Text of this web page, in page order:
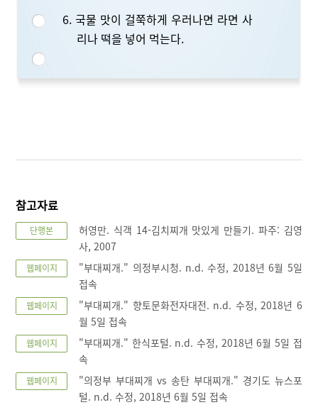
6. 국물 맛이 걸쭉하게 우러나면 라면 사
리나 떡을 넣어 먹는다.
참고자료
단행본
허영만. 식객 14-김치찌개 맛있게 만들기. 파주: 김영
사, 2007
웹페이지
"부대찌개." 의정부시청. n.d. 수정, 2018년 6월 5일
접속
웹페이지
"부대찌개." 향토문화전자대전. n.d. 수정, 2018년 6
월 5일 접속
웹페이지
"부대찌개." 한식포털. n.d. 수정, 2018년 6월 5일 접
속
웹페이지
"의정부 부대찌개 vs 송탄 부대찌개." 경기도 뉴스포
털. n.d. 수정, 2018년 6월 5일 접속